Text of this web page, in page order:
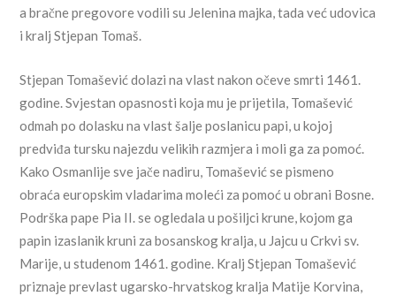
a bračne pregovore vodili su Jelenina majka, tada već udovica
i kralj Stjepan Tomaš.
Stjepan Tomašević dolazi na vlast nakon očeve smrti 1461.
godine. Svjestan opasnosti koja mu je prijetila, Tomašević
odmah po dolasku na vlast šalje poslanicu papi, u kojoj
predviđa tursku najezdu velikih razmjera i moli ga za pomoć.
Kako Osmanlije sve jače nadiru, Tomašević se pismeno
obraća europskim vladarima moleći za pomoć u obrani Bosne.
Podrška pape Pia II. se ogledala u pošiljci krune, kojom ga
papin izaslanik kruni za bosanskog kralja, u Jajcu u Crkvi sv.
Marije, u studenom 1461. godine. Kralj Stjepan Tomašević
priznaje prevlast ugarsko-hrvatskog kralja Matije Korvina,